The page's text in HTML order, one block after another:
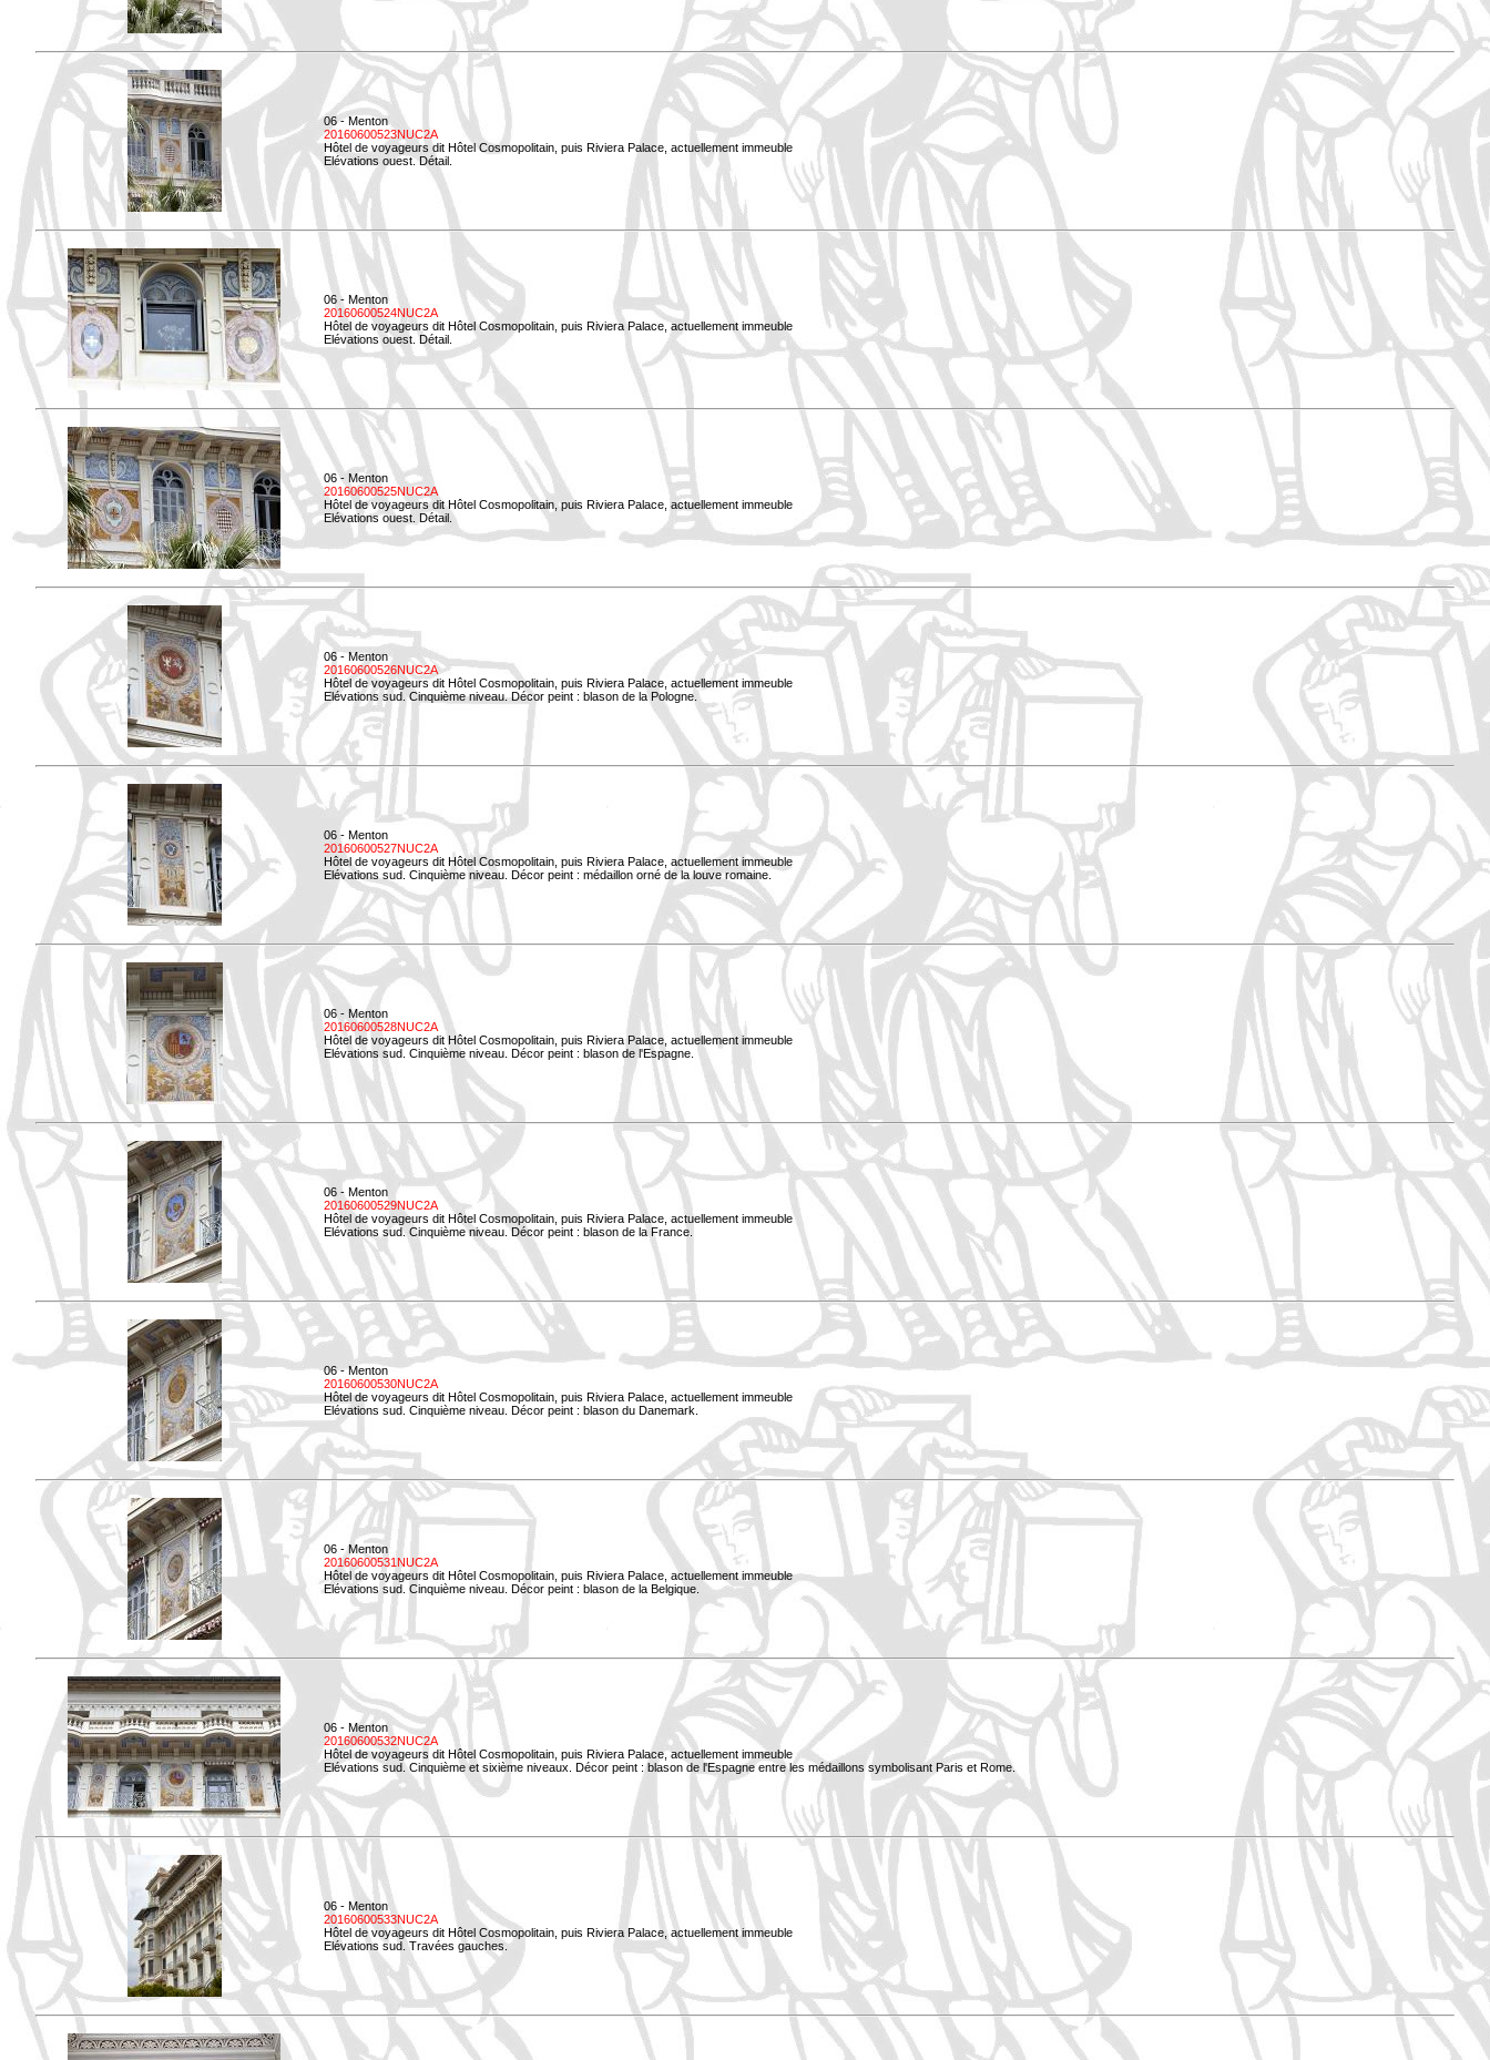
06 - Menton
20160600523NUC2A
Hôtel de voyageurs dit Hôtel Cosmopolitain, puis Riviera Palace, actuellement immeuble
Elévations ouest. Détail.
06 - Menton
20160600524NUC2A
Hôtel de voyageurs dit Hôtel Cosmopolitain, puis Riviera Palace, actuellement immeuble
Elévations ouest. Détail.
06 - Menton
20160600525NUC2A
Hôtel de voyageurs dit Hôtel Cosmopolitain, puis Riviera Palace, actuellement immeuble
Elévations ouest. Détail.
06 - Menton
20160600526NUC2A
Hôtel de voyageurs dit Hôtel Cosmopolitain, puis Riviera Palace, actuellement immeuble
Elévations sud. Cinquième niveau. Décor peint : blason de la Pologne.
06 - Menton
20160600527NUC2A
Hôtel de voyageurs dit Hôtel Cosmopolitain, puis Riviera Palace, actuellement immeuble
Elévations sud. Cinquième niveau. Décor peint : médaillon orné de la louve romaine.
06 - Menton
20160600528NUC2A
Hôtel de voyageurs dit Hôtel Cosmopolitain, puis Riviera Palace, actuellement immeuble
Elévations sud. Cinquième niveau. Décor peint : blason de l'Espagne.
06 - Menton
20160600529NUC2A
Hôtel de voyageurs dit Hôtel Cosmopolitain, puis Riviera Palace, actuellement immeuble
Elévations sud. Cinquième niveau. Décor peint : blason de la France.
06 - Menton
20160600530NUC2A
Hôtel de voyageurs dit Hôtel Cosmopolitain, puis Riviera Palace, actuellement immeuble
Elévations sud. Cinquième niveau. Décor peint : blason du Danemark.
06 - Menton
20160600531NUC2A
Hôtel de voyageurs dit Hôtel Cosmopolitain, puis Riviera Palace, actuellement immeuble
Elévations sud. Cinquième niveau. Décor peint : blason de la Belgique.
06 - Menton
20160600532NUC2A
Hôtel de voyageurs dit Hôtel Cosmopolitain, puis Riviera Palace, actuellement immeuble
Elévations sud. Cinquième et sixième niveaux. Décor peint : blason de l'Espagne entre les médaillons symbolisant Paris et Rome.
06 - Menton
20160600533NUC2A
Hôtel de voyageurs dit Hôtel Cosmopolitain, puis Riviera Palace, actuellement immeuble
Elévations sud. Travées gauches.